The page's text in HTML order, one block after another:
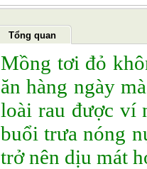
Tổng quan
Mồng tơi đỏ
ăn hàng ngày
loài rau được ví
buổi trưa nóng
trở nên dịu mát